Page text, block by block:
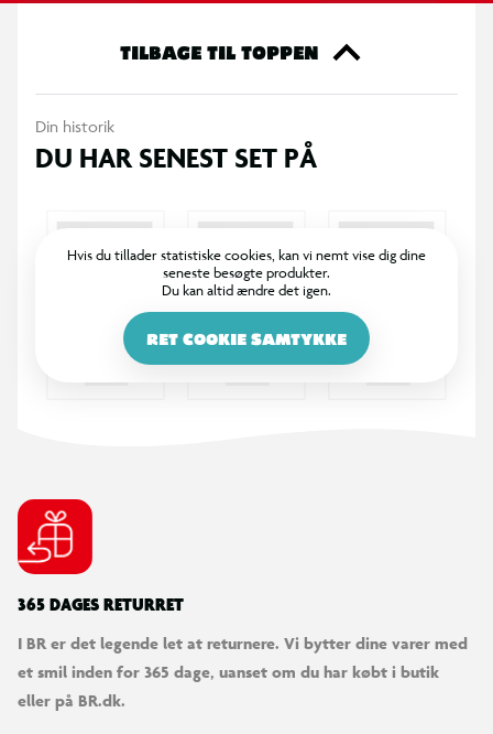
I BR er det legende let at returnere. Vi bytter dine varer med
et smil inden for 365 dage, uanset om du har købt i butik
100% DANSKEJET: EN DEL AF SALLING GROUP
Når du handler i BR, går en del af overskuddet via Salling
Vi er klar til at hjælpe dig! Du kan kontakte os via e-mail
eller få hjælp via chat og telefon for endnu hurtigere
betjening.